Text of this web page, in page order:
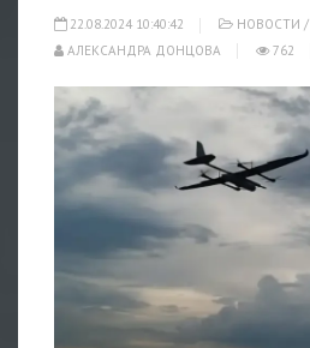
22.08.2024 10:40:42 НОВОСТИ /
АЛЕКСАНДРА ДОНЦОВА
762